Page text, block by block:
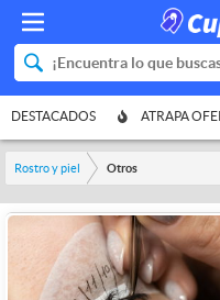
DESTACADOS ATRAPA
Rostro y piel Otros